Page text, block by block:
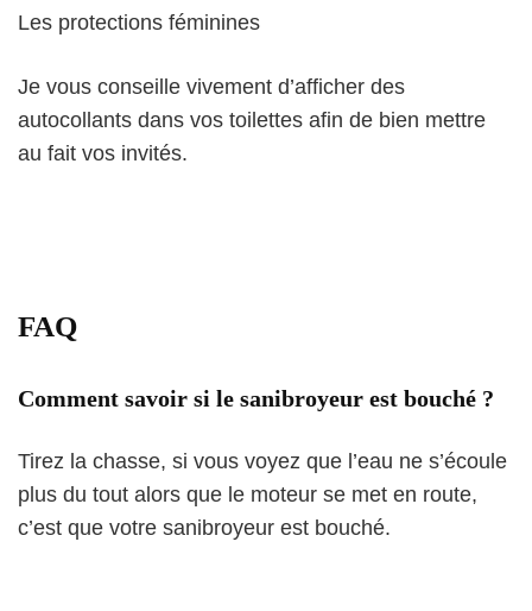
Les protections féminines
Je vous conseille vivement d’afficher des
autocollants dans vos toilettes afin de bien mettre
au fait vos invités.
FAQ
Comment savoir si le sanibroyeur est bouché ?
Tirez la chasse, si vous voyez que l’eau ne s’écoule
plus du tout alors que le moteur se met en route,
c’est que votre sanibroyeur est bouché.